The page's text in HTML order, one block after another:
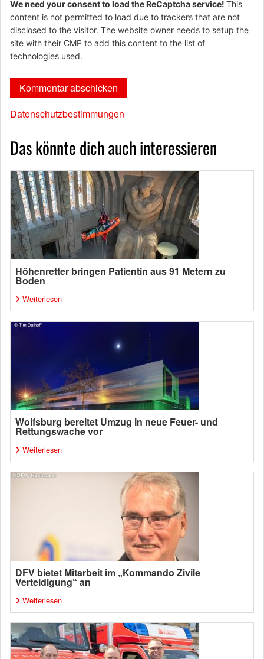
We need your consent to load the ReCaptcha service! This
content is not permitted to load due to trackers that are not
disclosed to the visitor. The website owner needs to setup the
site with their CMP to add this content to the list of
technologies used.
Datenschutzbestimmungen
Das könnte dich auch interessieren
Höhenretter bringen Patientin aus 91 Metern zu
Boden
Weiterlesen
Wolfsburg bereitet Umzug in neue Feuer- und
Rettungswache vor
Weiterlesen
DFV bietet Mitarbeit im „Kommando Zivile
Verteidigung“ an
Weiterlesen